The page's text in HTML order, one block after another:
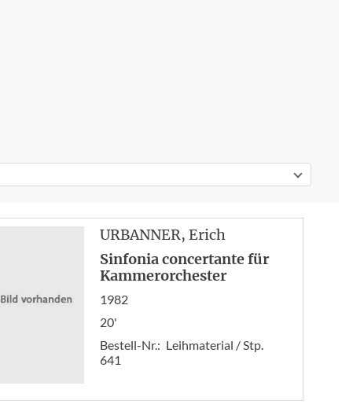
URBANNER, Erich
Sinfonia concertante für
Kammerorchester
1982
20'
Bestell-Nr.: Leihmaterial / Stp.
641